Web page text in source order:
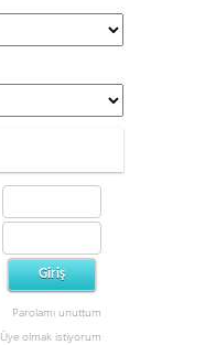
Parolamı unuttum
Üye olmak istiyorum